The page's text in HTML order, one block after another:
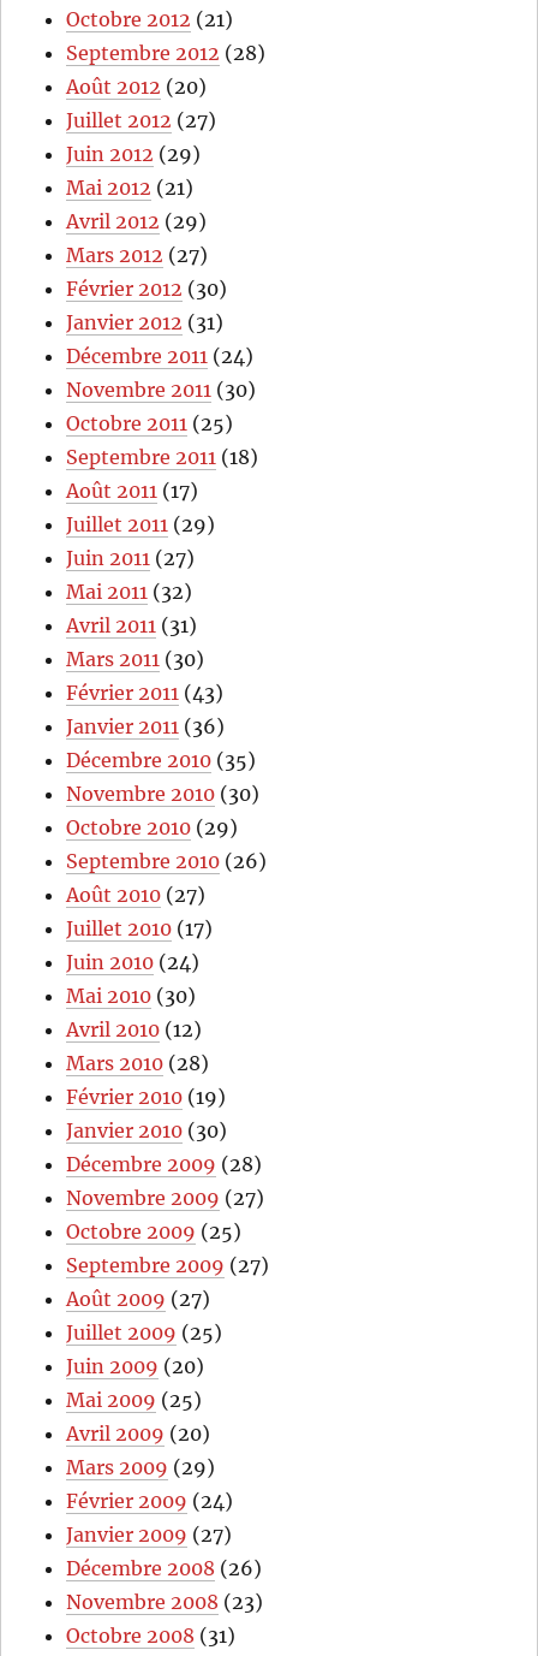
Octobre 2012 (21)
Septembre 2012 (28)
Août 2012 (20)
Juillet 2012 (27)
Juin 2012 (29)
Mai 2012 (21)
Avril 2012 (29)
Mars 2012 (27)
Février 2012 (30)
Janvier 2012 (31)
Décembre 2011 (24)
Novembre 2011 (30)
Octobre 2011 (25)
Septembre 2011 (18)
Août 2011 (17)
Juillet 2011 (29)
Juin 2011 (27)
Mai 2011 (32)
Avril 2011 (31)
Mars 2011 (30)
Février 2011 (43)
Janvier 2011 (36)
Décembre 2010 (35)
Novembre 2010 (30)
Octobre 2010 (29)
Septembre 2010 (26)
Août 2010 (27)
Juillet 2010 (17)
Juin 2010 (24)
Mai 2010 (30)
Avril 2010 (12)
Mars 2010 (28)
Février 2010 (19)
Janvier 2010 (30)
Décembre 2009 (28)
Novembre 2009 (27)
Octobre 2009 (25)
Septembre 2009 (27)
Août 2009 (27)
Juillet 2009 (25)
Juin 2009 (20)
Mai 2009 (25)
Avril 2009 (20)
Mars 2009 (29)
Février 2009 (24)
Janvier 2009 (27)
Décembre 2008 (26)
Novembre 2008 (23)
Octobre 2008 (31)